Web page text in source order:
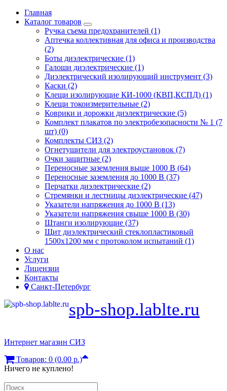
Главная
Каталог товаров
Ручка съема предохранителей (1)
Аптечка коллективная для офиса и производства
(2)
Боты диэлектрические (1)
Галоши диэлектрические (1)
Диэлектрический изолирующий инструмент (3)
Каски (2)
Клещи изолирующие КИ-1000 (КВП,КСПД) (1)
Клещи токоизмерительные (2)
Коврики и дорожки диэлектрические (5)
Комплект плакатов по электробезопасности № 1 (7
шт) (0)
Комплекты СИЗ (2)
Огнетушители для электроустановок (7)
Очки защитные (2)
Переносные заземления выше 1000 В (64)
Переносные заземления до 1000 В (37)
Перчатки диэлектрические (2)
Стремянки и лестницы диэлектрические (47)
Указатели напряжения до 1000 В (13)
Указатели напряжения свыше 1000 В (30)
Штанги изолирующие (37)
Щит диэлектрический стеклопластиковый
1500х1200 мм с протоколом испытаний (1)
О нас
Услуги
Лицензии
Контакты
Санкт-Петербург
spb-shop.lablte.ru
Интернет магазин СИЗ
Товаров: 0 (0.00 р.)
Ничего не куплено!